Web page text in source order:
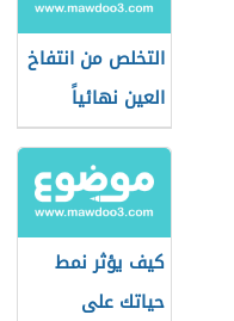
التخلص من انتفاخ
العين نهائياً
كيف يؤثر نمط
حياتك على